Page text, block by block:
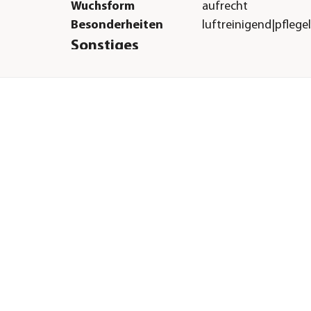
Wuchsform
aufrecht
Besonderheiten
Sonstiges